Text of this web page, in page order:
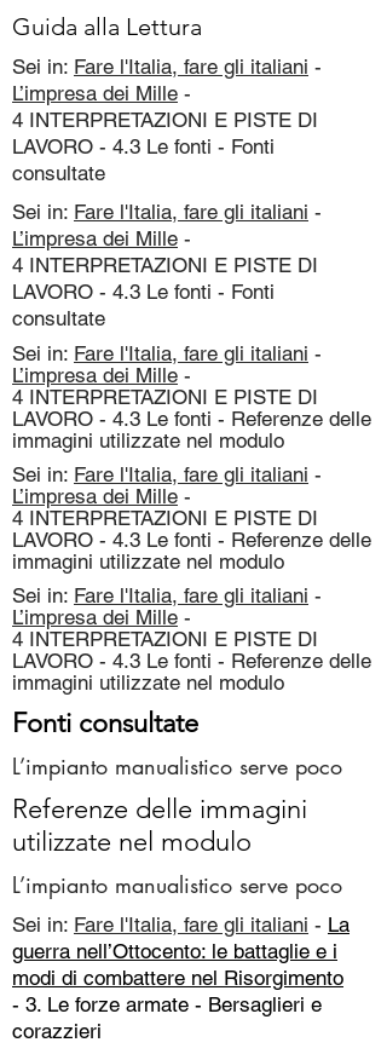
Guida alla Lettura
Sei in: Fare l'Italia, fare gli italiani -
L’impresa dei Mille -
4 INTERPRETAZIONI E PISTE DI
LAVORO - 4.3 Le fonti - Fonti
consultate
Sei in: Fare l'Italia, fare gli italiani -
L’impresa dei Mille -
4 INTERPRETAZIONI E PISTE DI
LAVORO - 4.3 Le fonti - Fonti
consultate
Sei in: Fare l'Italia, fare gli italiani -
L’impresa dei Mille -
4 INTERPRETAZIONI E PISTE DI
LAVORO - 4.3 Le fonti - Referenze delle
immagini utilizzate nel modulo
Sei in: Fare l'Italia, fare gli italiani -
L’impresa dei Mille -
4 INTERPRETAZIONI E PISTE DI
LAVORO - 4.3 Le fonti - Referenze delle
immagini utilizzate nel modulo
Sei in: Fare l'Italia, fare gli italiani -
L’impresa dei Mille -
4 INTERPRETAZIONI E PISTE DI
LAVORO - 4.3 Le fonti - Referenze delle
immagini utilizzate nel modulo
Fonti consultate
L’impianto manualistico serve poco
Referenze delle immagini
utilizzate nel modulo
L’impianto manualistico serve poco
Sei in: Fare l'Italia, fare gli italiani - La
guerra nell’Ottocento: le battaglie e i
modi di combattere nel Risorgimento
- 3. Le forze armate - Bersaglieri e
corazzieri